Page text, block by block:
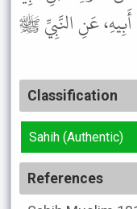
عَنِ النَّبِيِّ ﷺ
Classification
Sahih (Authentic)
References